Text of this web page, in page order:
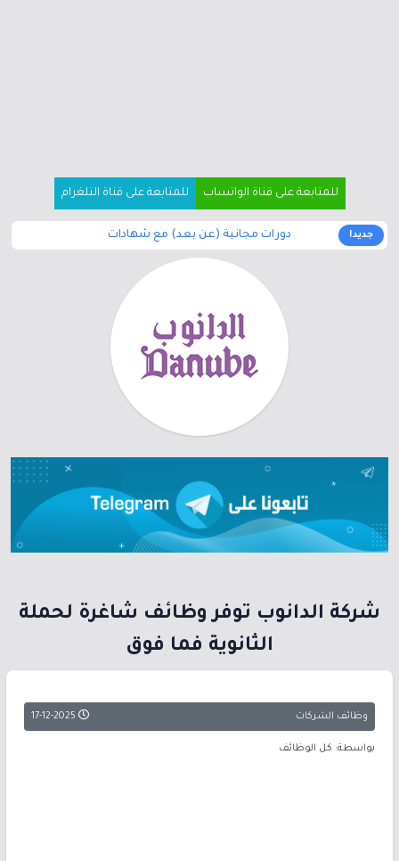
للمتابعة على قناة الواتساب للمتابعة على قناة التلغرام
جديد! دورات مجانية (عن بعد) مع شهادات
شركة الدانوب توفر وظائف شاغرة لحملة
الثانوية فما فوق
وظائف الشركات 17-12-2025
بواسطة: كل الوظائف